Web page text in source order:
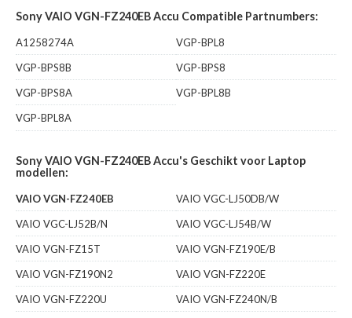
Sony VAIO VGN-FZ240EB Accu Compatible Partnumbers:
A1258274A
VGP-BPL8
VGP-BPS8B
VGP-BPS8
VGP-BPS8A
VGP-BPL8B
VGP-BPL8A
Sony VAIO VGN-FZ240EB Accu's Geschikt voor Laptop
modellen:
VAIO VGN-FZ240EB
VAIO VGC-LJ50DB/W
VAIO VGC-LJ52B/N
VAIO VGC-LJ54B/W
VAIO VGN-FZ15T
VAIO VGN-FZ190E/B
VAIO VGN-FZ190N2
VAIO VGN-FZ220E
VAIO VGN-FZ220U
VAIO VGN-FZ240N/B